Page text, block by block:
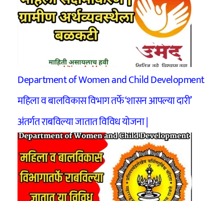
Department of Women and Child Development
महिला व बालविकास विभाग तर्फे ‘शासन आपल्या दारी’
अंतर्गत राबविल्या जातात विविध योजना |